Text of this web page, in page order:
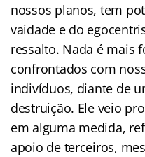
nossos planos, tem
vaidade e do
ressalto. Nada é mais
confrontados com
indivíduos, diante de
destruição. Ele veio
em alguma medida,
apoio de terceiros,